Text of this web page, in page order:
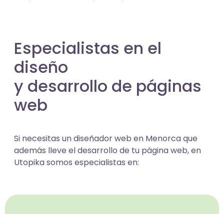
Especialistas en el
diseño
y desarrollo de páginas
web
Si necesitas un diseñador web en Menorca que
además lleve el desarrollo de tu página web, en
Utopika somos especialistas en: